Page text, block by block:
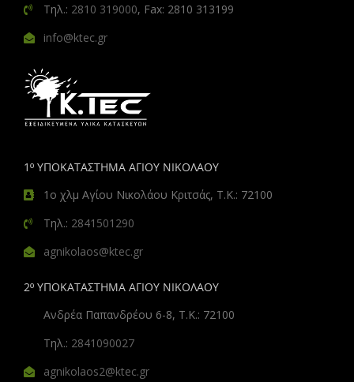
Τηλ.: 2810 319000, Fax: 2810 313199
info@ktec.gr
1º ΥΠΟΚΑΤΑΣΤΗΜΑ ΑΓΙΟΥ ΝΙΚΟΛΑΟΥ
1ο χλμ Αγίου Νικολάου Κριτσάς, Τ.Κ.: 72100
Τηλ.: 2841501290
agnikolaos@ktec.gr
2º ΥΠΟΚΑΤΑΣΤΗΜΑ ΑΓΙΟΥ ΝΙΚΟΛΑΟΥ
Ανδρέα Παπανδρέου 6-8, Τ.Κ.: 72100
Τηλ.: 2841090027
agnikolaos2@ktec.gr